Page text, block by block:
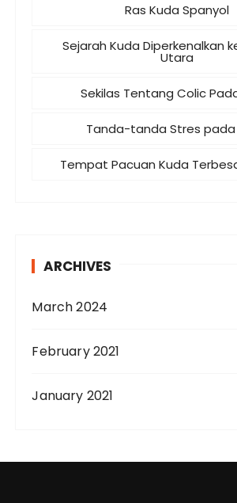
Ras Kuda Spanyol
Sejarah Kuda Diperkenalkan
Utara
Sekilas Tentang Colic
Tanda-tanda Stres pada
Tempat Pacuan Kuda
ARCHIVES
March 2024
February 2021
January 2021